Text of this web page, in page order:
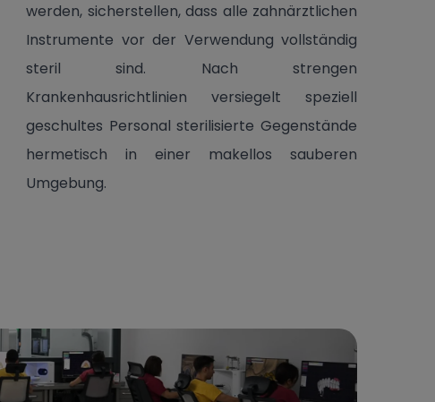
werden, sicherstellen, dass alle zahnärztlichen
Instrumente vor der Verwendung vollständig
steril sind. Nach strengen
Krankenhausrichtlinien versiegelt speziell
geschultes Personal sterilisierte Gegenstände
hermetisch in einer makellos sauberen
Umgebung.